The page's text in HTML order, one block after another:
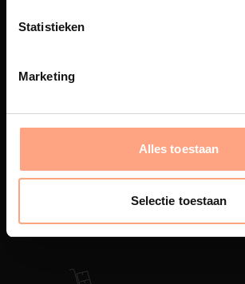
Statistieken
Marketing
Alles toestaan
Selectie toestaan
eigen spuiterij afgewerkt met
Interieur inrichting
PUUUR biedt volledige
oplevering,met als resultaat een
totale woonbeleving.